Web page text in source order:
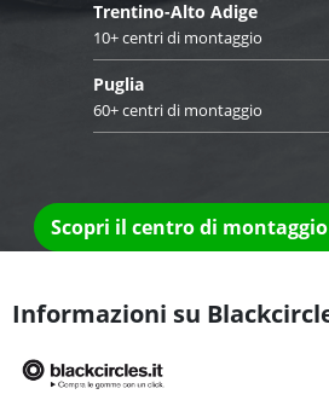
Trentino-Alto Adige
10+ centri di montaggio
Puglia
60+ centri di montaggio
Scopri il centro di
Informazioni su